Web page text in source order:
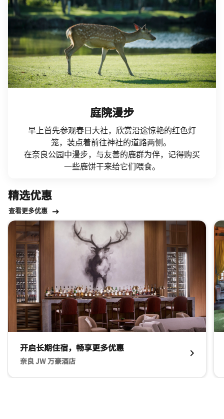
庭院漫步
早上首先参观春日大社，欣赏沿途惊艳的红色灯
笼，装点着前往神社的道路两侧。​ ​
在奈良公园中漫步，与友善的鹿群为伴，记得购买
一些鹿饼干来给它们喂食。
​精选优惠
跳过 ​精选优惠 轮播 使用 3 张卡。
查看更多优惠
开启长期住宿，畅享更多优惠
奈良 JW 万豪酒店